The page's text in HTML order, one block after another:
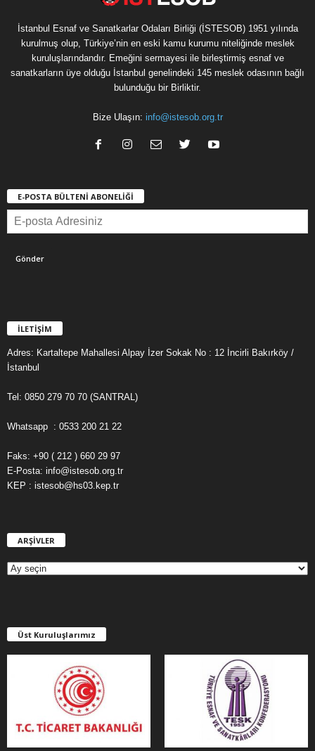
İstanbul Esnaf ve Sanatkarlar Odaları Birliği (İSTESOB) 1951 yılında
kurulmuş olup, Türkiye’nin en eski kamu kurumu niteliğinde meslek
kuruluşlarındandır. Emeğini sermayesi ile birleştirmiş esnaf ve
sanatkarların üye olduğu İstanbul genelindeki 145 meslek odasının bağlı
bulunduğu bir Birliktir.
Bize Ulaşın: info@istesob.org.tr
E-POSTA BÜLTENİ ABONELİĞİ
İLETİŞİM
Adres: Kartaltepe Mahallesi Alpay İzer Sokak No : 12 İncirli Bakırköy /
İstanbul
Tel: 0850 279 70 70 (SANTRAL)
Whatsapp : 0533 200 21 22
Faks: +90 ( 212 ) 660 29 97
E-Posta: info@istesob.org.tr
KEP : istesob@hs03.kep.tr
ARŞİVLER
E
R
Üst Kuruluşlarımız